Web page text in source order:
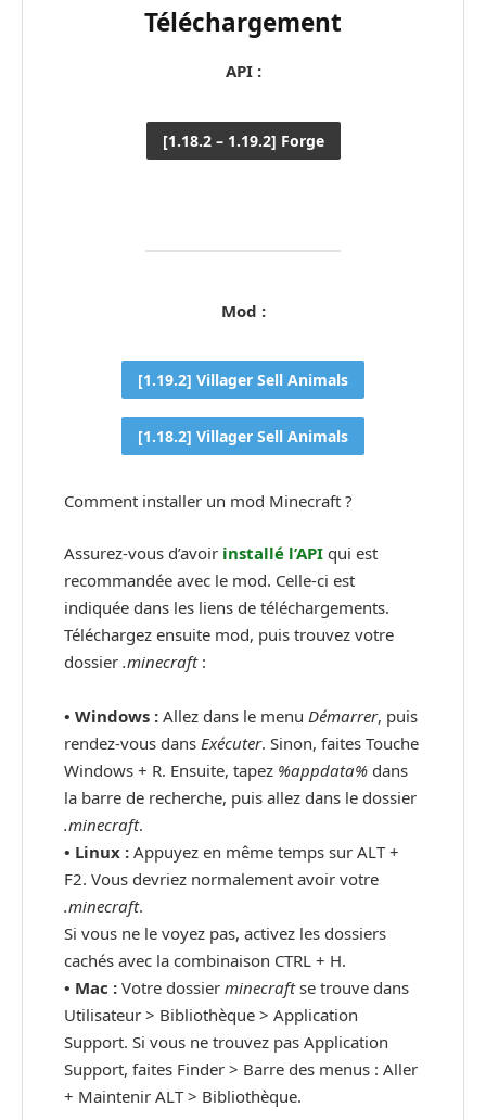
Téléchargement
API :
[1.18.2 – 1.19.2] Forge
Mod :
[1.19.2] Villager Sell Animals
[1.18.2] Villager Sell Animals
Comment installer un mod Minecraft ?
Assurez-vous d’avoir installé l’API qui est
recommandée avec le mod. Celle-ci est
indiquée dans les liens de téléchargements.
Téléchargez ensuite mod, puis trouvez votre
dossier .minecraft:
• Windows : Allez dans le menu Démarrer, puis
rendez-vous dans Exécuter. Sinon, faites Touche
Windows + R. Ensuite, tapez %appdata% dans
la barre de recherche, puis allez dans le dossier
.minecraft.
• Linux : Appuyez en même temps sur ALT +
F2. Vous devriez normalement avoir votre
.minecraft.
Si vous ne le voyez pas, activez les dossiers
cachés avec la combinaison CTRL + H.
• Mac : Votre dossier minecraftse trouve dans
Utilisateur > Bibliothèque > Application
Support. Si vous ne trouvez pas Application
Support, faites Finder > Barre des menus : Aller
+ Maintenir ALT > Bibliothèque.